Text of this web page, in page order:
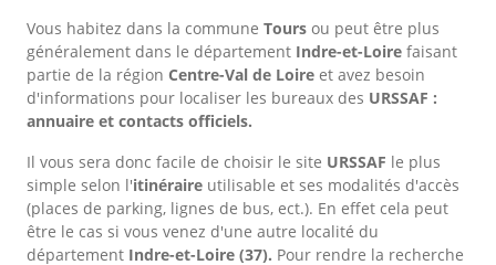
Vous habitez dans la commune Tours ou peut être plus
généralement dans le département Indre-et-Loire faisant
partie de la région Centre-Val de Loire et avez besoin
d'informations pour localiser les bureaux des URSSAF :
annuaire et contacts officiels.
Il vous sera donc facile de choisir le site URSSAF le plus
simple selon l'itinéraire utilisable et ses modalités d'accès
(places de parking, lignes de bus, ect.). En effet cela peut
être le cas si vous venez d'une autre localité du
département Indre-et-Loire (37). Pour rendre la recherche